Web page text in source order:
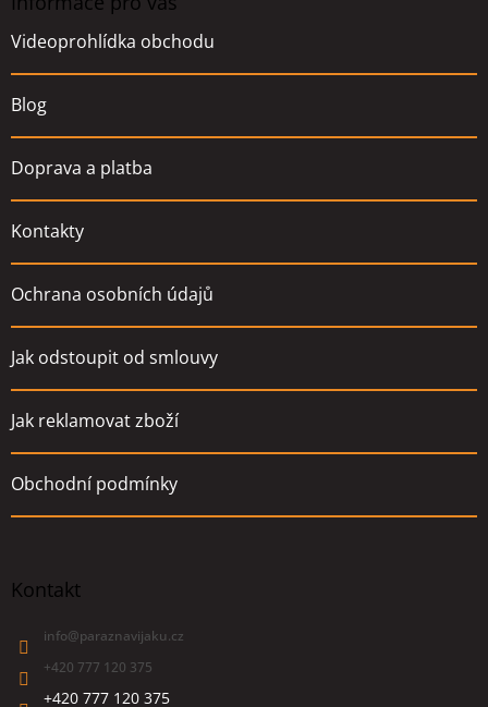
Videoprohlídka obchodu
Blog
Doprava a platba
Kontakty
Ochrana osobních údajů
Jak odstoupit od smlouvy
Jak reklamovat zboží
Obchodní podmínky
Kontakt
info@paraznavijaku.cz
+420 777 120 375
+420 777 120 375